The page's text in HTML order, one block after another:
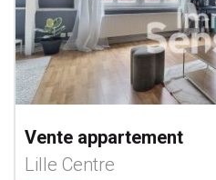
Vente appartement
Lille Centre